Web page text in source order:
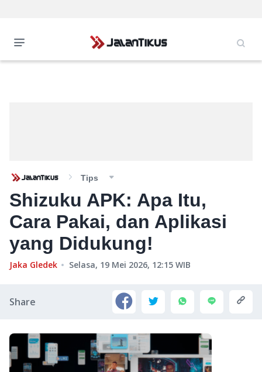
Tips
Shizuku APK: Apa Itu,
Cara Pakai, dan Aplikasi
yang Didukung!
Jaka Gledek Selasa, 19 Mei 2026, 12:15 WIB
Share